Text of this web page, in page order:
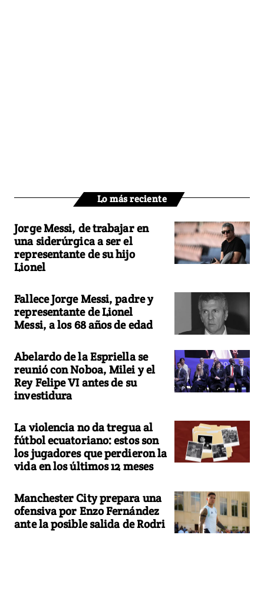
Lo más reciente
Jorge Messi, de trabajar en
una siderúrgica a ser el
representante de su hijo
Lionel
Fallece Jorge Messi, padre y
representante de Lionel
Messi, a los 68 años de edad
Abelardo de la Espriella se
reunió con Noboa, Milei y el
Rey Felipe VI antes de su
investidura
La violencia no da tregua al
fútbol ecuatoriano: estos son
los jugadores que perdieron la
vida en los últimos 12 meses
Manchester City prepara una
ofensiva por Enzo Fernández
ante la posible salida de Rodri